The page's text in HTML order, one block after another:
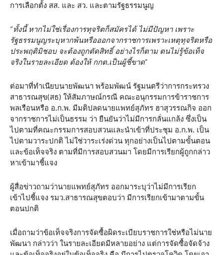
การเลือกตั้ง สส. และ สว. และตามรัฐธรรมนูญ
“ทั้งนี้ หากไม่ใช่เรื่องการทุจริตก็สมัครได้ ไม่มีปัญหา เพราะ
รัฐธรรมนูญระบุหากพ้นหรือออกจากราชการเพราะเหตุทุจริตหรือ
ประพฤติมิชอบ จะต้องถูกตัดสิทธิ์ อย่างไรก็ตาม ตนไม่รู้ข้อเท็จ
จริงในรายละเอียด ต้องให้ กกต.เป็นผู้ชี้ขาด”
ต่อมาที่ทำเนียบนายพัฒนา พร้อมพัฒน์ รัฐมนตรีว่าการกระทรวง
สาธารณสุข(สธ) ให้สัมภาษณ์กรณี คณะอนุกรรมการข้าราชการ
พลเรือนหรือ อ.ก.พ. มีมติปลดนายแพทย์สุภัทร ฮาสุวรรณกิจ ออก
จากราชการไม่เป็นธรรม ว่า ยืนยันว่าไม่มีการกลั่นแกล้ง ซึ่งเป็น
ไปตามที่คณะกรรมการสอบสวนและนำเข้าที่ประชุม อ.ก.พ. เป็น
ไปตามวาระปกติ ไม่ใช่วาระเร่งด่วน ทุกอย่างเป็นไปตามขั้นตอน
และข้อเท็จจริง ตามที่มีการสอบสวนมา โดยมีการเรียกผู้ถูกกล่าว
หาเข้ามาชี้แจง
ผู้สื่อข่าวถามว่านายแพทย์สุภัทร ออกมาระบุว่าไม่มีการเรียก
เข้าไปชี้แจง รมว.สาธารณสุขตอบว่า มีการเรียกเข้ามาตามขั้น
ตอนปกติ
เมื่อถามว่าข้อเท็จจริงการจัดซื้อผิดระเบียบราชการใช่หรือไม่นาย
พัฒนา กล่าวว่า ในรายละเอียดมีหลายอย่าง แต่การจัดซื้อจัดจ้าง